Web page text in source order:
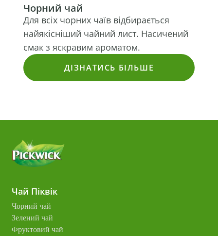
Чорний чай
Для всіх чорних чаїв відбирається
найякісніший чайний лист. Насичений
смак з яскравим ароматом.
ДІЗНАТИСЬ БІЛЬШЕ
Чай Піквік
Чорний чай
Зелений чай
Фруктовий чай